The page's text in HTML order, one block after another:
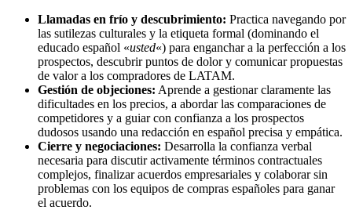
Llamadas en frío y descubrimiento: Practica navegando por
las sutilezas culturales y la etiqueta formal (dominando el
educado español «usted«) para enganchar a la perfección a los
prospectos, descubrir puntos de dolor y comunicar propuestas
de valor a los compradores de LATAM.
Gestión de objeciones: Aprende a gestionar claramente las
dificultades en los precios, a abordar las comparaciones de
competidores y a guiar con confianza a los prospectos
dudosos usando una redacción en español precisa y empática.
Cierre y negociaciones: Desarrolla la confianza verbal
necesaria para discutir activamente términos contractuales
complejos, finalizar acuerdos empresariales y colaborar sin
problemas con los equipos de compras españoles para ganar
el acuerdo.